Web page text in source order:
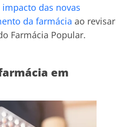
impacto das novas
da farmácia ao revisar
Farmácia Popular.
em